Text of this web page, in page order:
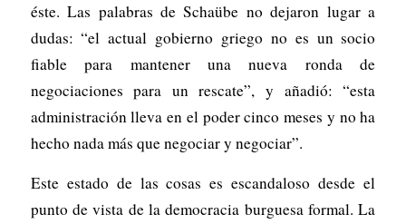
éste. Las palabras de Schaübe no dejaron lugar a
dudas: “el actual gobierno griego no es un socio
fiable para mantener una nueva ronda de
negociaciones para un rescate”, y añadió: “esta
administración lleva en el poder cinco meses y no ha
hecho nada más que negociar y negociar”.
Este estado de las cosas es escandaloso desde el
punto de vista de la democracia burguesa formal. La